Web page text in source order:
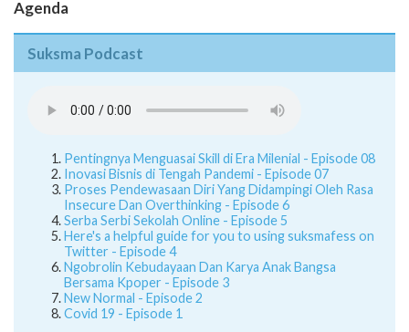
Agenda
Suksma Podcast
Pentingnya Menguasai Skill di Era Milenial - Episode 08
Inovasi Bisnis di Tengah Pandemi - Episode 07
Proses Pendewasaan Diri Yang Didampingi Oleh Rasa
Insecure Dan Overthinking - Episode 6
Serba Serbi Sekolah Online - Episode 5
Here's a helpful guide for you to using suksmafess on
Twitter - Episode 4
Ngobrolin Kebudayaan Dan Karya Anak Bangsa
Bersama Kpoper - Episode 3
New Normal - Episode 2
Covid 19 - Episode 1